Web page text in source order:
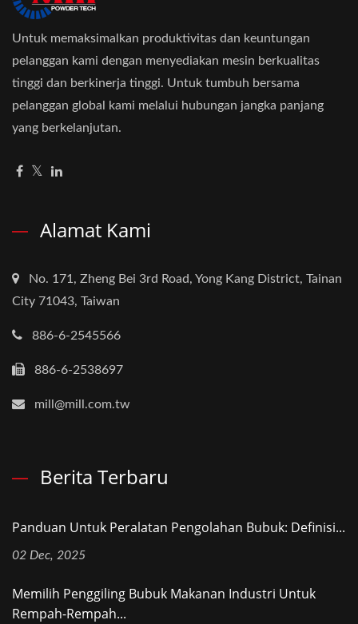
Untuk memaksimalkan produktivitas dan keuntungan
pelanggan kami dengan menyediakan mesin berkualitas
tinggi dan berkinerja tinggi. Untuk tumbuh bersama
pelanggan global kami melalui hubungan jangka panjang
yang berkelanjutan.
Alamat Kami
No. 171, Zheng Bei 3rd Road, Yong Kang District, Tainan
City 71043, Taiwan
886-6-2545566
886-6-2538697
mill@mill.com.tw
Berita Terbaru
Panduan Untuk Peralatan Pengolahan Bubuk: Definisi...
02 Dec, 2025
Memilih Penggiling Bubuk Makanan Industri Untuk
Rempah-Rempah...